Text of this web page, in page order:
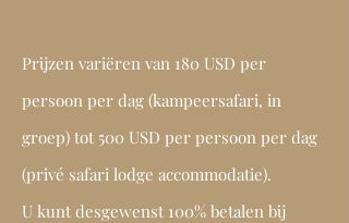
Prijzen variëren van 180 USD per
persoon per dag (kampeersafari, in
groep) tot 500 USD per persoon per dag
(privé safari lodge accommodatie).
U kunt desgewenst 100% betalen bij